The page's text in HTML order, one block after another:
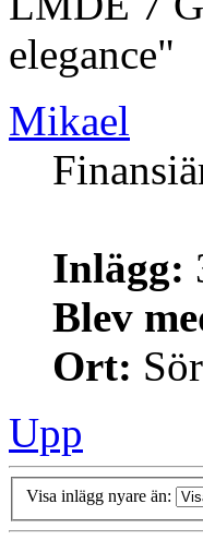
elegance"
Mikael
Inlägg:
Blev
Ort:
Upp
Visa inlägg nyare än: